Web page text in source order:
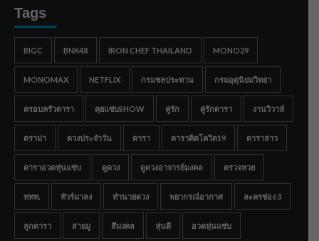
Tags
BIGC BNK48 IRON CHEF THAILAND MONO29
MONOMAX NETFLIX กรมชลประทาน กรมอุตุนิยมวิทยา
ครอบครัวดารา คุยแซ่บSHOW คู่รัก คู่รักดารา งานวิวาห์
ดราม่า ดวงประจำวัน ดารา ดาราติดโควิด19 ดาราสาว
ดาราอวดหุ่นแซ่บ ดูดวง ดูดวงอาจารย์มงคล ตรวจหวย
ททท. ทัวร์มาลง ทำนายดวง พยากรณ์อากาศ ละครช่อง 3
ลูกดารา สายมู สีมงคล หุ่นดี อวดหุ่นแซ่บ